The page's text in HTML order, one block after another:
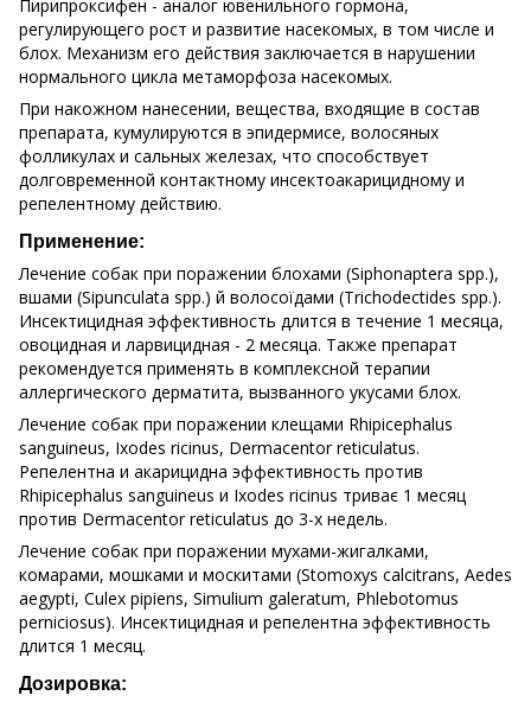
Пирипроксифен - аналог ювенильного гормона,
регулирующего рост и развитие насекомых, в том числе и
блох. Механизм его действия заключается в нарушении
нормального цикла метаморфоза насекомых.
При накожном нанесении, вещества, входящие в состав
препарата, кумулируются в эпидермисе, волосяных
фолликулах и сальных железах, что способствует
долговременной контактному инсектоакарицидному и
репелентному действию.
Применение:
Лечение собак при поражении блохами (Siphonaptera spp.),
вшами (Sipunculata spp.) й волосоїдами (Trichodectides spp.).
Инсектицидная эффективность длится в течение 1 месяца,
овоцидная и ларвицидная - 2 месяца. Также препарат
рекомендуется применять в комплексной терапии
аллергического дерматита, вызванного укусами блох.
Лечение собак при поражении клещами Rhipicephalus
sanguineus, Ixodes ricinus, Dermacentor reticulatus.
Репелентна и акарицидна эффективность против
Rhipicephalus sanguineus и Ixodes ricinus триває 1 месяц
против Dermacentor reticulatus до 3-х недель.
Лечение собак при поражении мухами-жигалками,
комарами, мошками и москитами (Stomoxys calcitrans, Aedes
aegypti, Culex pipiens, Simulium galeratum, Phlebotomus
perniciosus). Инсектицидная и репелентна эффективность
длится 1 месяц.
Дозировка: